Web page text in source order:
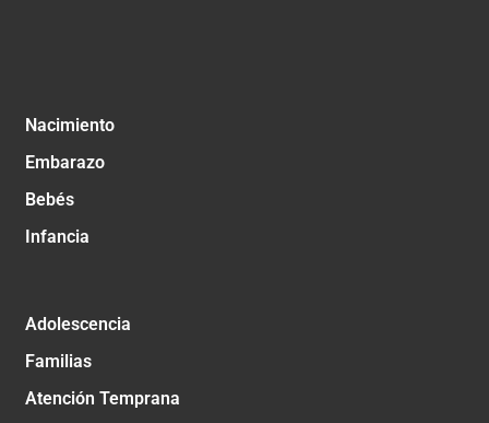
Nacimiento
Embarazo
Bebés
Infancia
Adolescencia
Familias
Atención Temprana